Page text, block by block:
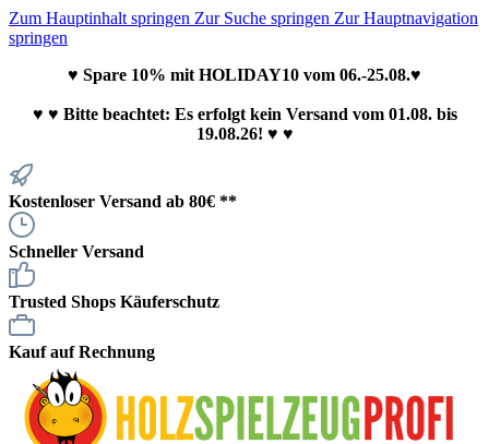
Zum Hauptinhalt springen Zur Suche springen Zur Hauptnavigation
springen
♥ Spare 10% mit HOLIDAY10 vom 06.-25.08.♥
♥ ♥ Bitte beachtet: Es erfolgt kein Versand vom 01.08. bis
19.08.26! ♥ ♥
Kostenloser Versand ab 80€ **
Schneller Versand
Trusted Shops Käuferschutz
Kauf auf Rechnung